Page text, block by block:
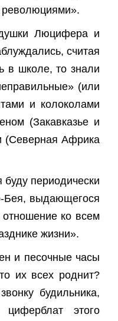
революциями».
Люцифера и
считая
в школе, то знали
(или
и колоколами
(Закавказье и
(Северная Африка
буду периодически
Бея, выдающегося
отношение ко всем
жизни».
и песочные часы
их всех роднит?
будильника,
циферблат этого